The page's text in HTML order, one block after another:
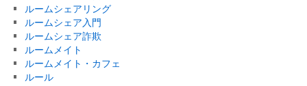
ルームシェアリング
ルームシェア入門
ルームシェア詐欺
ルームメイト
ルームメイト・カフェ
ルール